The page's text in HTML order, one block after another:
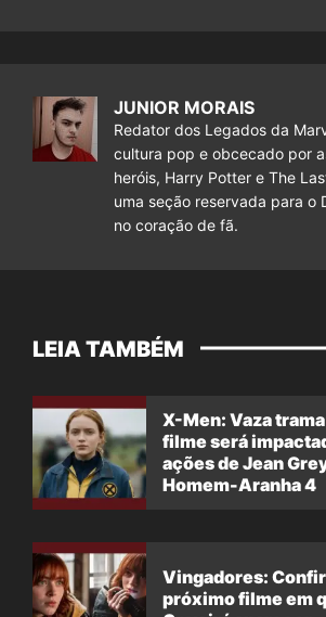
JUNIOR MORAIS
Redator dos Legados da
cultura pop e obcecado por
heróis, Harry Potter e The
uma seção reservada para o
no coração de fã.
LEIA TAMBÉM
X-Men: Vaza
filme será
ações de Jean
Homem-Aranha 4
Vingadores:
próximo filme em